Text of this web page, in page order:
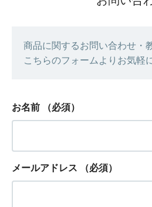
商品に関するお問い合わせ・
こちらのフォームよりお気軽
お名前 （必須）
メールアドレス （必須）